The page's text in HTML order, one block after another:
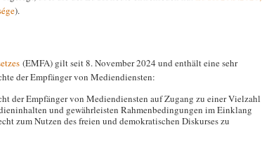
).
(EMFA) gilt seit 8. November 2024 und enthält eine sehr
der Empfänger von Mediendiensten:
der Empfänger von Mediendiensten auf Zugang zu einer Vielzahl
und gewährleisten Rahmenbedingungen im Einklang
zum Nutzen des freien und demokratischen Diskurses zu